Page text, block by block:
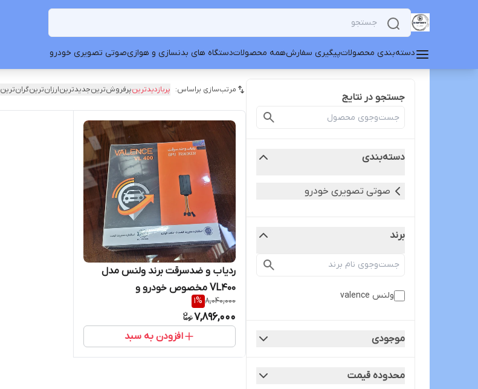
دسته‌بندی محصولاتپیگیری سفارشهمه محصولاتدستگاه های بدنسازی و هوازیصوتی تصویری خودرو
جستجو در نتایج
دسته‌بندی
صوتی تصویری خودرو
برند
ولنس valence
موجودی
محدوده قیمت
مرتب‌سازی براساس: پربازدیدترینپرفروش‌ترینجدیدترینارزان‌ترینگران‌ترین
ردیاب و ضدسرقت برند ولنس مدل
VL400 مخصوص خودرو و
موتورسیکلت باسیمکارت
8,040,000
1%
7,896,000
افزودن به سبد